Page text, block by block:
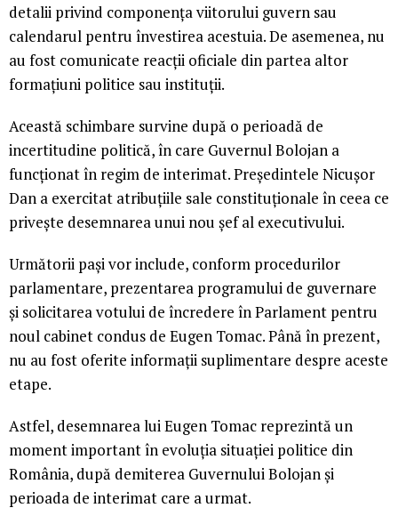
detalii privind componența viitorului guvern sau
calendarul pentru învestirea acestuia. De asemenea, nu
au fost comunicate reacții oficiale din partea altor
formațiuni politice sau instituții.
Această schimbare survine după o perioadă de
incertitudine politică, în care Guvernul Bolojan a
funcționat în regim de interimat. Președintele Nicușor
Dan a exercitat atribuțiile sale constituționale în ceea ce
privește desemnarea unui nou șef al executivului.
Următorii pași vor include, conform procedurilor
parlamentare, prezentarea programului de guvernare
și solicitarea votului de încredere în Parlament pentru
noul cabinet condus de Eugen Tomac. Până în prezent,
nu au fost oferite informații suplimentare despre aceste
etape.
Astfel, desemnarea lui Eugen Tomac reprezintă un
moment important în evoluția situației politice din
România, după demiterea Guvernului Bolojan și
perioada de interimat care a urmat.